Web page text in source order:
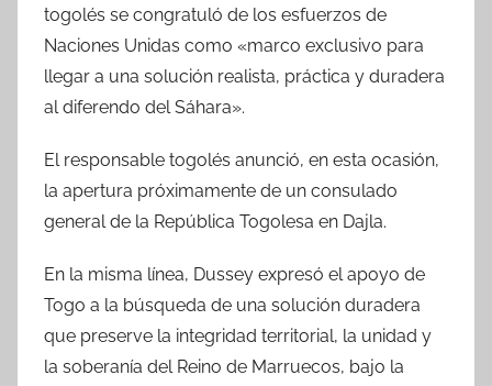
togolés se congratuló de los esfuerzos de
Naciones Unidas como «marco exclusivo para
llegar a una solución realista, práctica y duradera
al diferendo del Sáhara».
El responsable togolés anunció, en esta ocasión,
la apertura próximamente de un consulado
general de la República Togolesa en Dajla.
En la misma línea, Dussey expresó el apoyo de
Togo a la búsqueda de una solución duradera
que preserve la integridad territorial, la unidad y
la soberanía del Reino de Marruecos, bajo la